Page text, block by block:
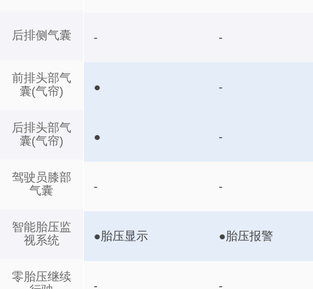
后排侧气囊
前排头部气
囊(气帘)
后排头部气
囊(气帘)
驾驶员膝部
气囊
智能胎压监
视系统
零胎压继续
- -
● -
● -
- -
●胎压显示 ●胎压报警
- -